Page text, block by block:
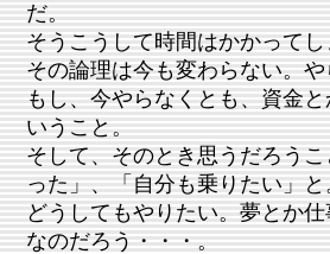
だ。
そうこうして時間はかかって
その論理は今も変わらない。
もし、今やらなくとも、資金
いうこと。
そして、そのとき思うだろう
った」、「自分も乗りたい」と
どうしてもやりたい。夢とか
なのだろう・・・。